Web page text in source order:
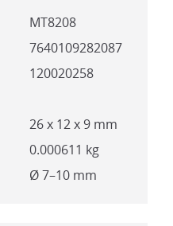
MT8208
7640109282087
120020258
26 x 12 x 9 mm
0.000611 kg
Ø 7–10 mm